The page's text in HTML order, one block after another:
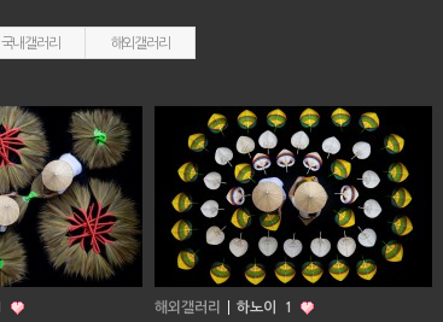
국내갤러리 해외갤러리
해외갤러리 하노이 1